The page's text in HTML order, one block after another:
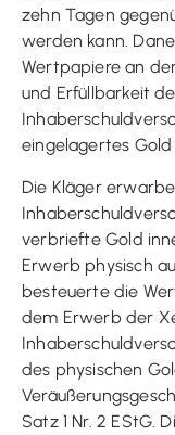
zehn Tagen
werden kann.
Wertpapiere an
und Erfüllbarkeit
eingelagertes Gold
Die Kläger
verbriefte Gold
Erwerb physisch
besteuerte die
dem Erwerb der
des physischen
Satz 1 Nr. 2 EStG.